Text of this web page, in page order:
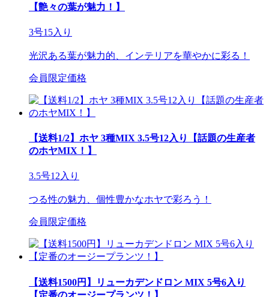
【艶々の葉が魅力！】
3号15入り
光沢ある葉が魅力的、インテリアを華やかに彩る！
会員限定価格
【送料1/2】ホヤ 3種MIX 3.5号12入り【話題の生産者
のホヤMIX！】
3.5号12入り
つる性の魅力、個性豊かなホヤで彩ろう！
会員限定価格
【送料1500円】リューカデンドロン MIX 5号6入り
【定番のオージープランツ！】